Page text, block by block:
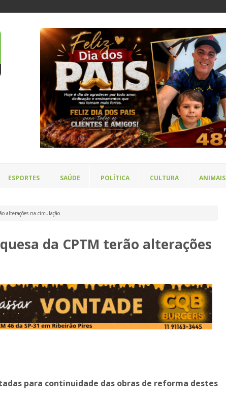
ESPORTES SAÚDE POLÍTICA CULTURA ANIMAIS
alterações na circulação
da CPTM terão alterações
para continuidade das obras de reforma destes